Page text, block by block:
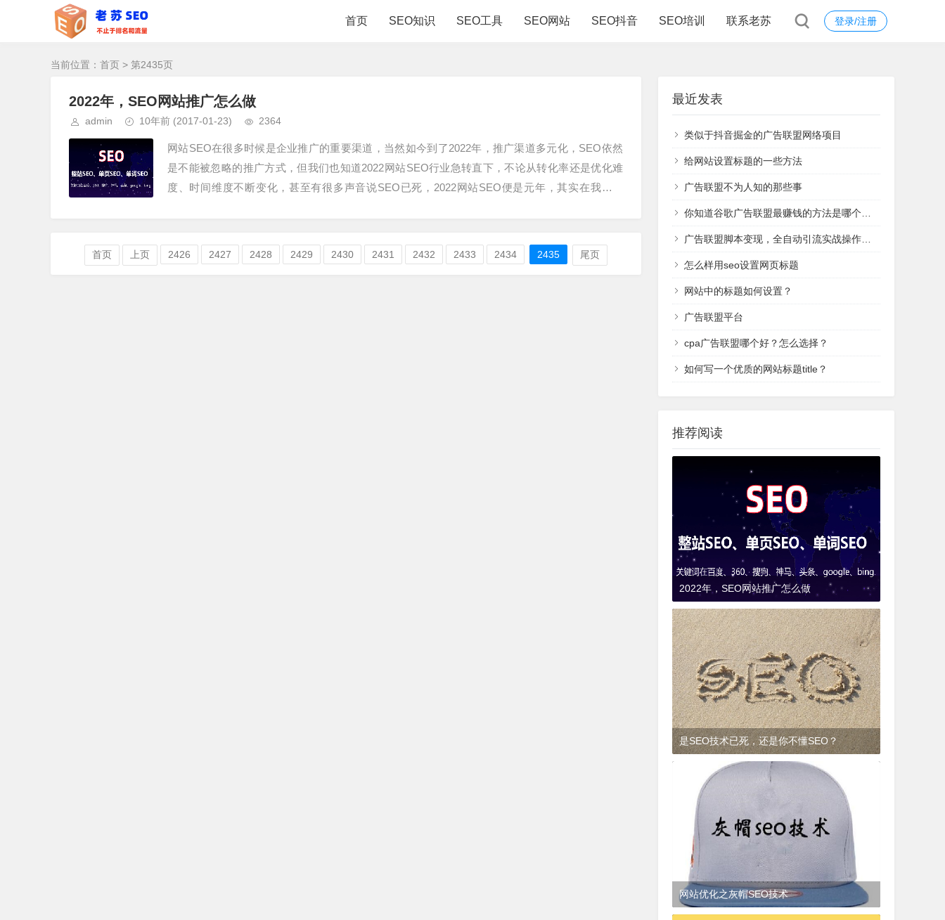
登录/注册
首页 SEO知识 SEO工具 SEO网站 SEO抖音 SEO培训 联系老苏
当前位置： 首页 > 第2435页
2022年，SEO网站推广怎么做
admin 10年前 (2017-01-23) 2364
网站SEO在很多时候是企业推广的重要渠道，当然如今到了2022年，推广渠道多元化，SEO依然
是不能被忽略的推广方式，但我们也知道2022网站SEO行业急转直下，不论从转化率还是优化难
度、时间维度不断变化，甚至有很多声音说SEO已死，2022网站SEO便是元年，其实在我们看
首页 上页 2426 2427 2428 2429 2430 2431 2432 2433 2434 2435 尾页
最近发表
类似于抖音掘金的广告联盟网络项目
给网站设置标题的一些方法
广告联盟不为人知的那些事
你知道谷歌广告联盟最赚钱的方法是哪个吗？
广告联盟脚本变现，全自动引流实战操作日赚1000+（全套课程）
怎么样用seo设置网页标题
网站中的标题如何设置？
广告联盟平台
cpa广告联盟哪个好？怎么选择？
如何写一个优质的网站标题title？
推荐阅读
2022年，SEO网站推广怎么做
9年前(2017-01-23) SEO知识
是SEO技术已死，还是你不懂SEO？
(2017-01-23)
网站优化之灰帽SEO技术